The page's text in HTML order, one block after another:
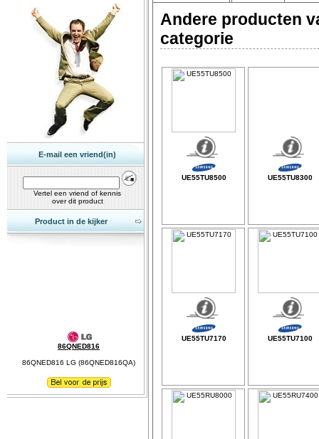
E-mail een vriend(in)
Vertel een vriend of kennis
over dit product
Product in de kijker
86QNED816
86QNED816 LG (86QNED816QA)
Andere producten
categorie
UE55TU8500 UE55TU8300
UE55TU7170 UE55TU7100